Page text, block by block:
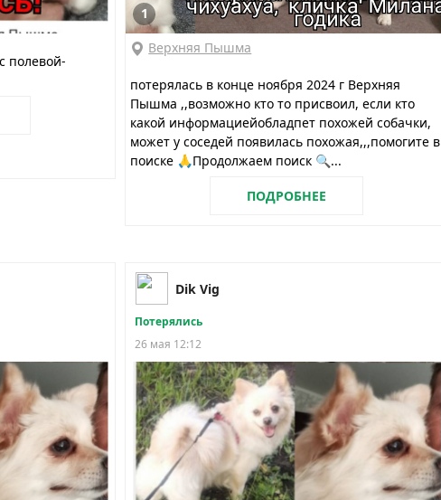
полевой-
1
Верхняя Пышма
потерялась в конце ноября 2024 г Верхняя
Пышма ,,возможно кто то присвоил, если кто
какой информациейобладпет похожей собачки,
может у соседей появилась похожая,,,помогите в
поиске 🙏Продолжаем поиск 🔍...
ПОДРОБНЕЕ
Dik Vig
Потерялись
26 мая 12:12